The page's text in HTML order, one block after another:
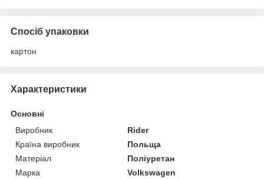
Спосіб упаковки
картон
Характеристики
Основні
Виробник
Rider
Країна виробник
Польща
Матеріал
Поліуретан
Марка
Volkswagen